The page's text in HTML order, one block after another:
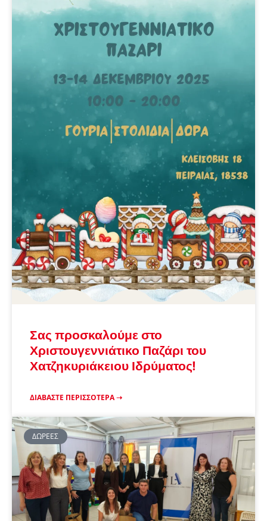
Σας προσκαλούμε στο
Χριστουγεννιάτικο Παζάρι του
Χατζηκυριάκειου Ιδρύματος!
ΔΙΑΒΆΣΤΕ ΠΕΡΙΣΣΌΤΕΡΑ ➝
ΔΩΡΕΈΣ